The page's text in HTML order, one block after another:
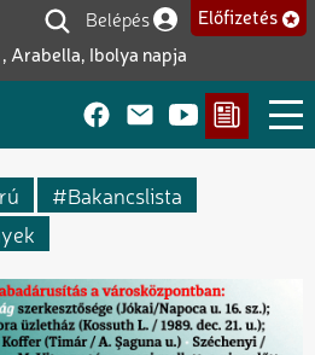
Arabella, Ibolya napja
Felhasználói fiók
Belépés Előfizetés
Bakancslista